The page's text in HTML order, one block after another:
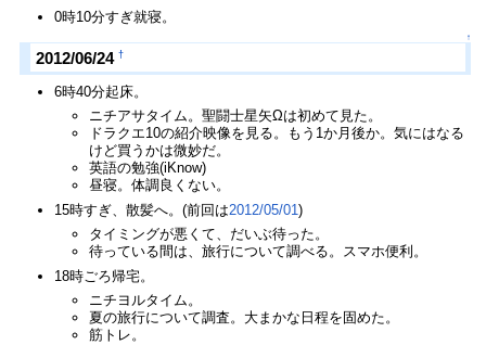
0時10分すぎ就寝。
↑
2012/06/24 †
6時40分起床。
ニチアサタイム。聖闘士星矢Ωは初めて見た。
ドラクエ10の紹介映像を見る。もう1か月後か。気にはなる
けど買うかは微妙だ。
英語の勉強(iKnow)
昼寝。体調良くない。
15時すぎ、散髪へ。(前回は2012/05/01)
タイミングが悪くて、だいぶ待った。
待っている間は、旅行について調べる。スマホ便利。
18時ごろ帰宅。
ニチヨルタイム。
夏の旅行について調査。大まかな日程を固めた。
筋トレ。